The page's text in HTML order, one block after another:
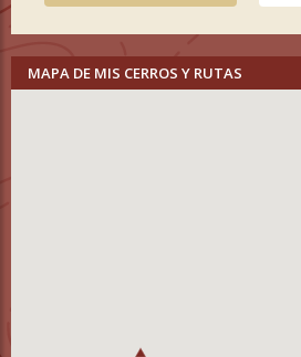
MAPA DE MIS CERROS Y RUTAS